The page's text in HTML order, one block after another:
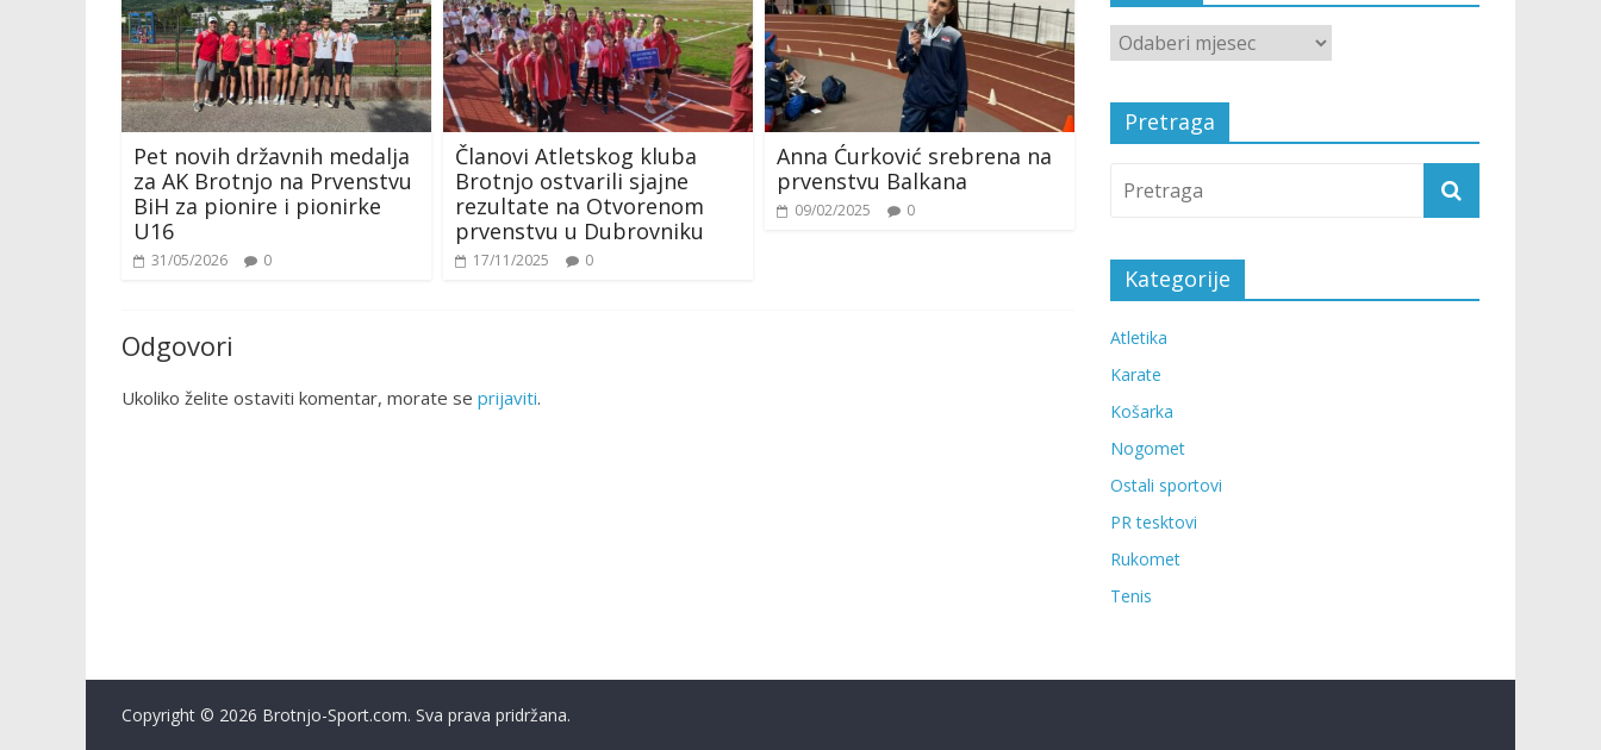
Pet novih državnih medalja
za AK Brotnjo na Prvenstvu
BiH za pionire i pionirke
U16
31/05/2026 0
Članovi Atletskog kluba
Brotnjo ostvarili sjajne
rezultate na Otvorenom
prvenstvu u Dubrovniku
17/11/2025 0
Anna Ćurković srebrena na
prvenstvu Balkana
09/02/2025 0
Odgovori
Ukoliko želite ostaviti komentar, morate se prijaviti.
Pretraga
Kategorije
Atletika
Karate
Košarka
Nogomet
Ostali sportovi
PR tesktovi
Rukomet
Tenis
Copyright © 2026 Brotnjo-Sport.com. Sva prava pridržana.